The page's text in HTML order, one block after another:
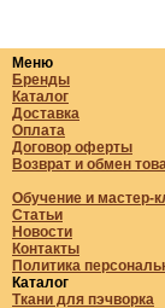
Меню
Бренды
Каталог
Доставка
Оплата
Договор оферты
Возврат и обмен
Обучение и мастер-
Статьи
Новости
Контакты
Политика
Каталог
Ткани для пэчворка